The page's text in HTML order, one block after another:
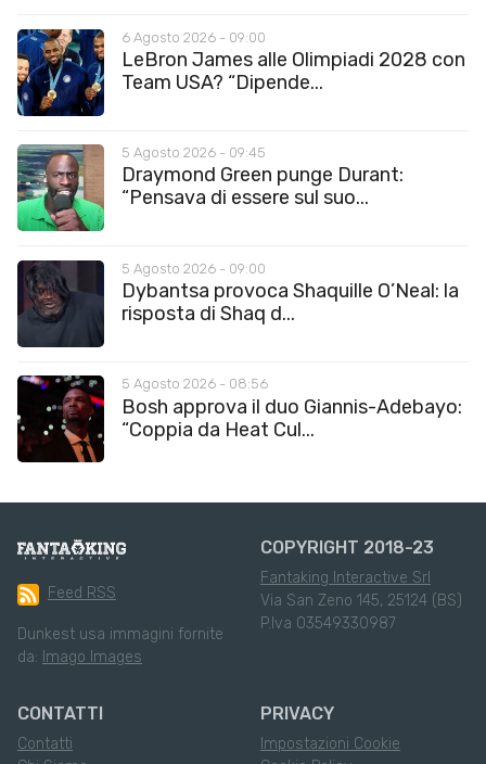
6 Agosto 2026 - 09:00
LeBron James alle Olimpiadi 2028 con
Team USA? “Dipende...
5 Agosto 2026 - 09:45
Draymond Green punge Durant:
“Pensava di essere sul suo...
5 Agosto 2026 - 09:00
Dybantsa provoca Shaquille O’Neal: la
risposta di Shaq d...
5 Agosto 2026 - 08:56
Bosh approva il duo Giannis-Adebayo:
“Coppia da Heat Cul...
Feed RSS
Dunkest usa immagini fornite
da: Imago Images
COPYRIGHT 2018-23
Fantaking Interactive Srl
Via San Zeno 145, 25124 (BS)
P.Iva 03549330987
CONTATTI
Contatti
PRIVACY
Impostazioni Cookie